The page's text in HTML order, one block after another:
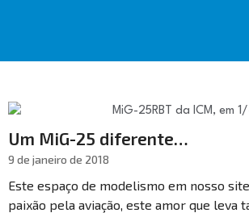
Um MiG-25 diferente…
9 de janeiro de 2018
Este espaço de modelismo em nosso
paixão pela aviação, este amor que leva